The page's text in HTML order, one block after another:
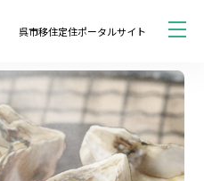
呉市移住定住ポータルサイト